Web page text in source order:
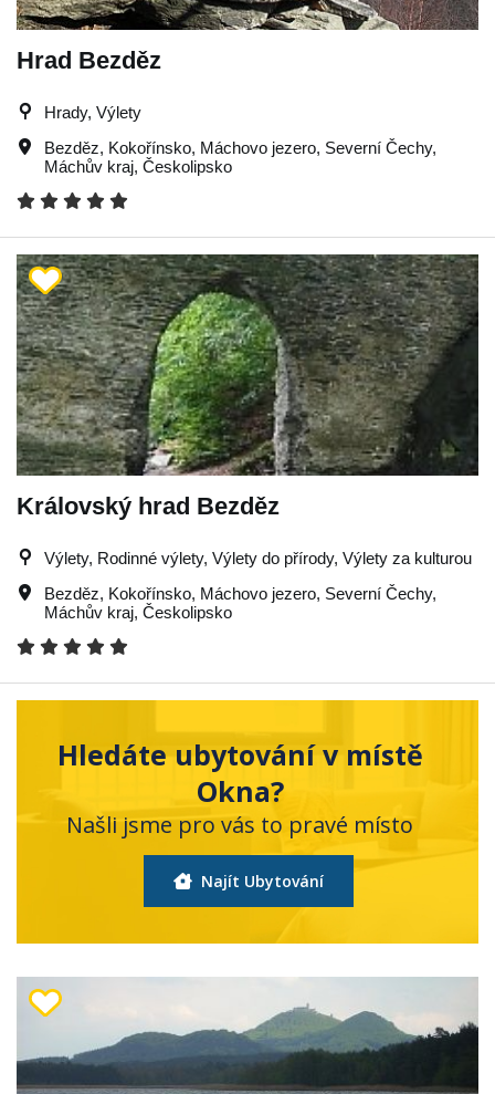
Hrad Bezděz
Hrady, Výlety
Bezděz, Kokořínsko, Máchovo jezero, Severní Čechy,
Máchův kraj, Českolipsko
Královský hrad Bezděz
Výlety, Rodinné výlety, Výlety do přírody, Výlety za kulturou
Bezděz, Kokořínsko, Máchovo jezero, Severní Čechy,
Máchův kraj, Českolipsko
Hledáte ubytování v místě
Okna?
Našli jsme pro vás to pravé místo
Najít Ubytování